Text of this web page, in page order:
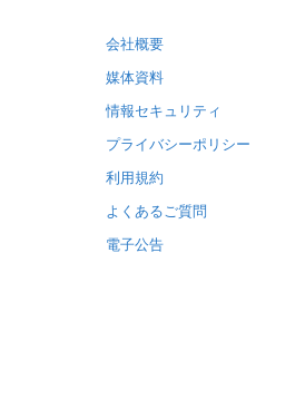
会社概要
媒体資料
情報セキュリティ
プライバシーポリシー
利用規約
よくあるご質問
電子公告